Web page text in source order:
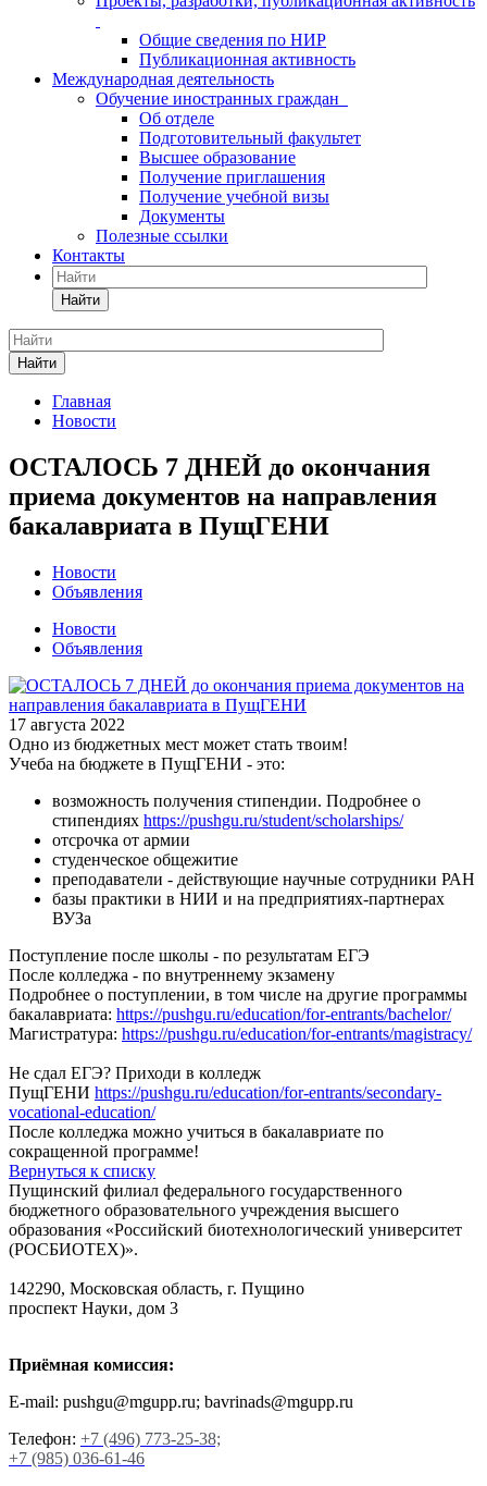
Общие сведения по НИР
Публикационная активность
Международная деятельность
Обучение иностранных граждан
Об отделе
Подготовительный факультет
Высшее образование
Получение приглашения
Получение учебной визы
Документы
Полезные ссылки
Контакты
Найти
Найти
Главная
Новости
ОСТАЛОСЬ 7 ДНЕЙ до окончания
приема документов на направления
бакалавриата в ПущГЕНИ
Новости
Объявления
Новости
Объявления
17 августа 2022
Одно из бюджетных мест может стать твоим!
Учеба на бюджете в ПущГЕНИ - это:
возможность получения стипендии. Подробнее о
стипендиях https://pushgu.ru/student/scholarships/
отсрочка от армии
студенческое общежитие
преподаватели - действующие научные сотрудники РАН
базы практики в НИИ и на предприятиях-партнерах
ВУЗа
Поступление после школы - по результатам ЕГЭ
После колледжа - по внутреннему экзамену
Подробнее о поступлении, в том числе на другие программы
бакалавриата: https://pushgu.ru/education/for-entrants/bachelor/
Магистратура: https://pushgu.ru/education/for-entrants/magistracy/
Не сдал ЕГЭ? Приходи в колледж
ПущГЕНИ https://pushgu.ru/education/for-entrants/secondary-
vocational-education/
После колледжа можно учиться в бакалавриате по
сокращенной программе!
Вернуться к списку
Пущинский филиал федерального государственного
бюджетного образовательного учреждения высшего
образования «Российский биотехнологический университет
(РОСБИОТЕХ)».
142290, Московская область, г. Пущино
проспект Науки, дом 3
Приёмная комиссия:
E-mail: pushgu@mgupp.ru; bavrinads@mgupp.ru
Телефон: +7 (496) 773-25-38;
+7 (985) 036-61-46